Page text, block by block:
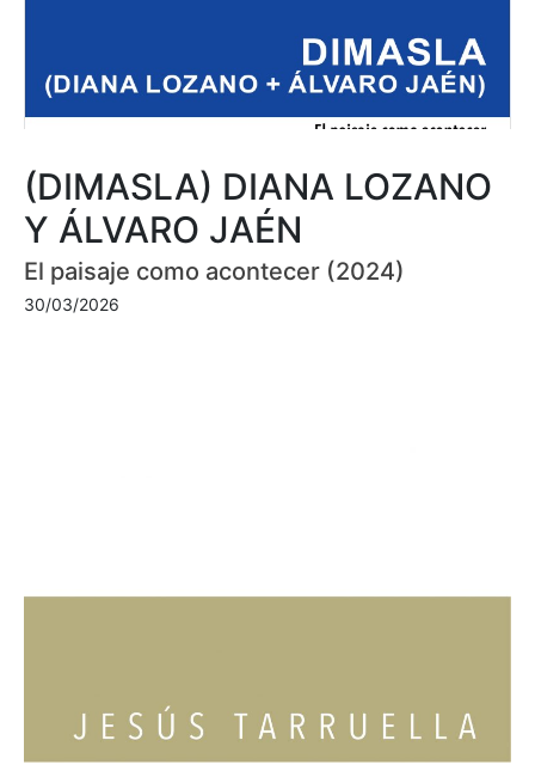
(DIMASLA) DIANA LOZANO
Y ÁLVARO JAÉN
El paisaje como acontecer (2024)
30/03/2026